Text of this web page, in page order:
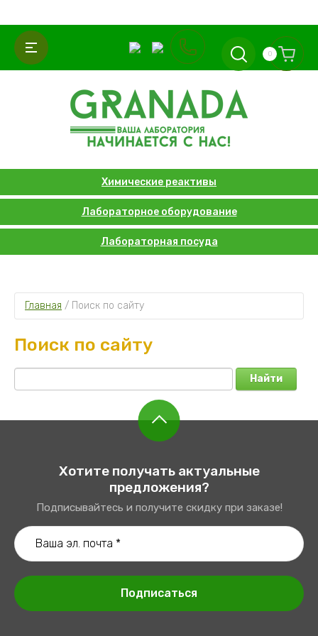
Химические реактивы
Лабораторное оборудование
Лабораторная посуда
0
Главная / Поиск по сайту
Поиск по сайту
Найти
Хотите получать актуальные
предложения?
Подписывайтесь и получите скидку при заказе!
Подписаться